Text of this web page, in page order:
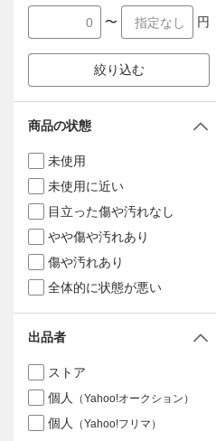
〜 円
絞り込む
商品の状態
未使用
未使用に近い
目立った傷や汚れなし
やや傷や汚れあり
傷や汚れあり
全体的に状態が悪い
出品者
ストア
個人
（Yahoo!オークション）
個人 （Yahoo!フリマ）